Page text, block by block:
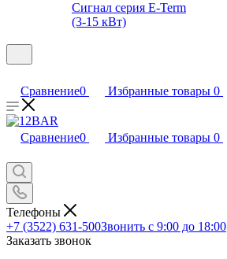
Сигнал серия E-Term
(3-15 кВт)
Сравнение0 Избранные товары 0
Сравнение0 Избранные товары 0
Телефоны
+7 (3522) 631-500Звонить с 9:00 до 18:00
Заказать звонок